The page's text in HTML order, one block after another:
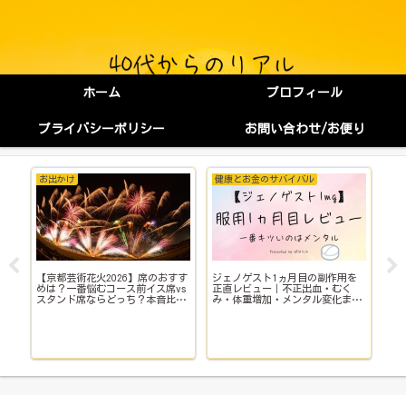
ホーム プロフィール
プライバシーポリシー お問い合わせ/お便り
お出かけ
【京都芸術花火2026】席のおすす
めは？一番悩むコース前イス席vs
スタンド席ならどっち？本音比
健康とお金のサバイバル
ジェノゲスト1ヵ月目の副作用を
正直レビュー｜不正出血・むく
み・体重増加・メンタル変化まで